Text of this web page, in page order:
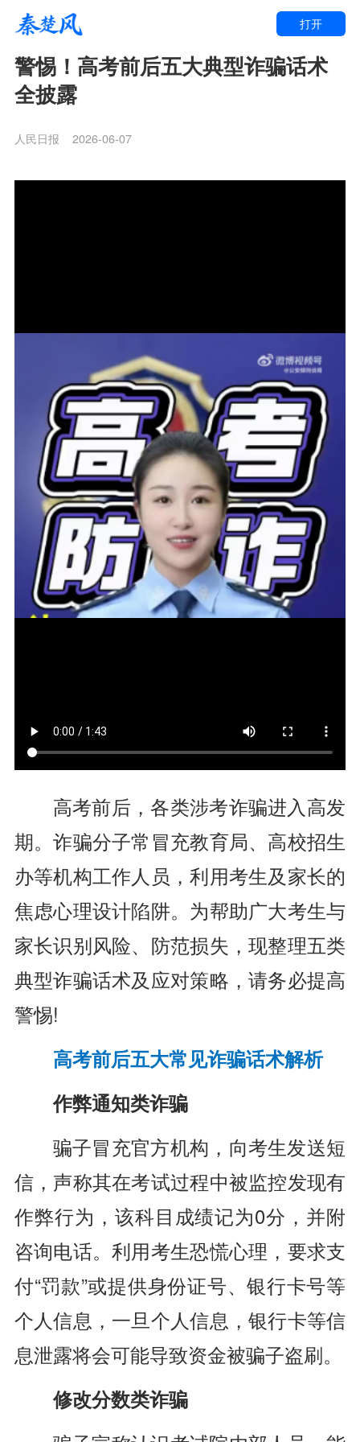
打开
警惕！高考前后五大典型诈骗话术
全披露
人民日报 2026-06-07
高考前后，各类涉考诈骗进入高发
期。诈骗分子常冒充教育局、高校招生
办等机构工作人员，利用考生及家长的
焦虑心理设计陷阱。为帮助广大考生与
家长识别风险、防范损失，现整理五类
典型诈骗话术及应对策略，请务必提高
警惕!
高考前后五大常见诈骗话术解析
作弊通知类诈骗
骗子冒充官方机构，向考生发送短
信，声称其在考试过程中被监控发现有
作弊行为，该科目成绩记为0分，并附
咨询电话。利用考生恐慌心理，要求支
付“罚款”或提供身份证号、银行卡号等
个人信息，一旦个人信息，银行卡等信
息泄露将会可能导致资金被骗子盗刷。
修改分数类诈骗